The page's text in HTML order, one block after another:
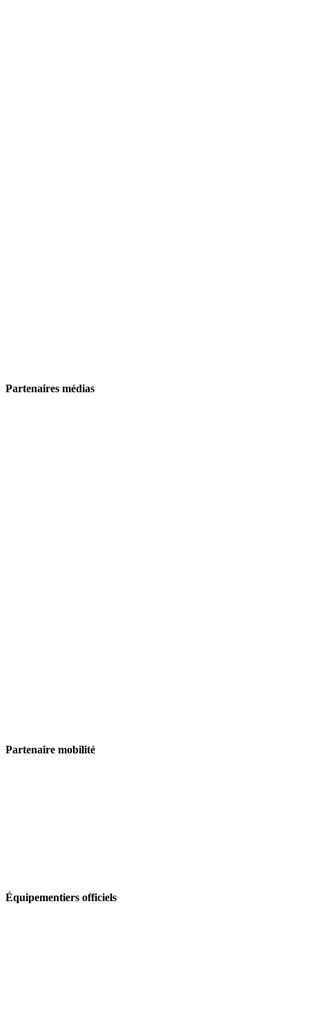
Partenaires médias
Partenaire mobilité
Équipementiers officiels